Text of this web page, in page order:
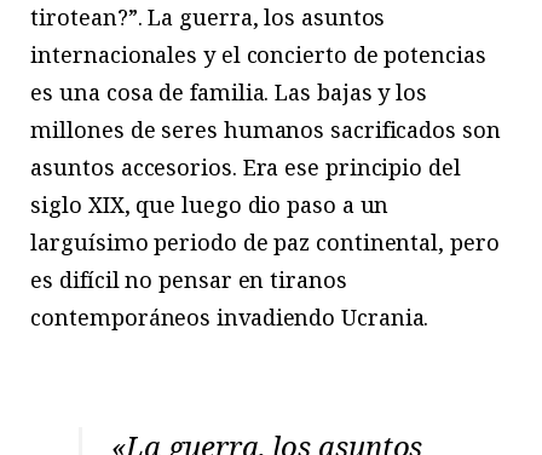
tirotean?”. La guerra, los asuntos
internacionales y el concierto de potencias
es una cosa de familia. Las bajas y los
millones de seres humanos sacrificados son
asuntos accesorios. Era ese principio del
siglo XIX, que luego dio paso a un
larguísimo periodo de paz continental, pero
es difícil no pensar en tiranos
contemporáneos invadiendo Ucrania.
«La guerra, los asuntos